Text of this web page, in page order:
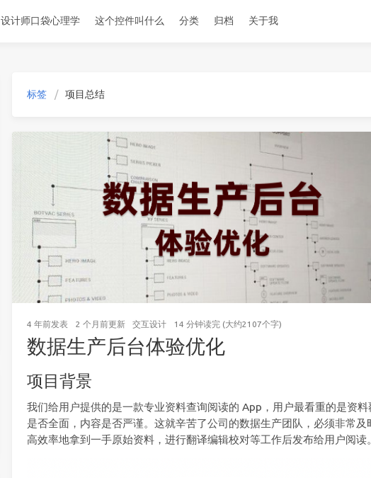
设计师口袋心理学 这个控件叫什么 分类 归档 关于我
标签 项目总结
4 年前发表 2 个月前更新 交互设计 14 分钟读完 (大约2107个字)
数据生产后台体验优化
项目背景
我们给用户提供的是一款专业资料查询阅读的 App，用户最看重的是资料
是否全面，内容是否严谨。这就辛苦了公司的数据生产团队，必须非常及
高效率地拿到一手原始资料，进行翻译编辑校对等工作后发布给用户阅读